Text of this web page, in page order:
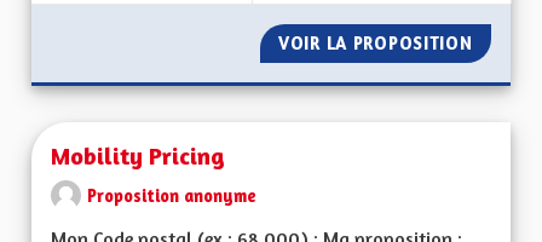
VOIR LA PROPOSITION
Mobility Pricing
Proposition anonyme